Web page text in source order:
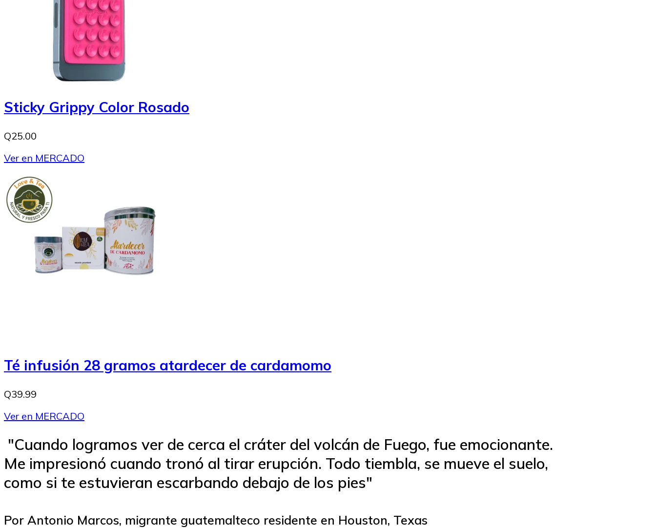
Sticky Grippy Color Rosado
Q25.00
Ver en MERCADO
Té infusión 28 gramos atardecer de cardamomo
Q39.99
Ver en MERCADO
"Cuando logramos ver de cerca el cráter del volcán de Fuego, fue emocionante.
Me impresionó cuando tronó al tirar erupción. Todo tiembla, se mueve el suelo,
como si te estuvieran escarbando debajo de los pies"
Por Antonio Marcos, migrante guatemalteco residente en Houston, Texas